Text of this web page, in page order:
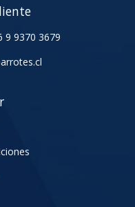
9 9370 3679